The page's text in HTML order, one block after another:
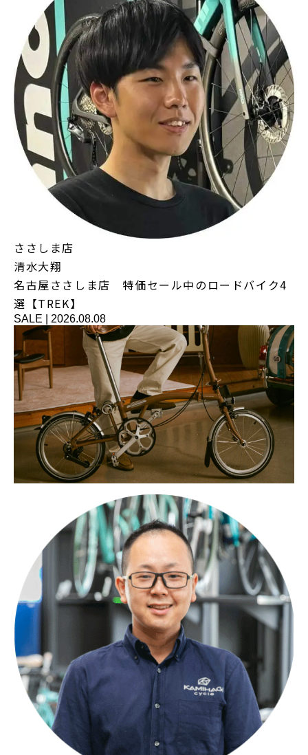
ささしま店
清水大翔
名古屋ささしま店 特価セール中のロードバイク4
選【TREK】
SALE 2026.08.08